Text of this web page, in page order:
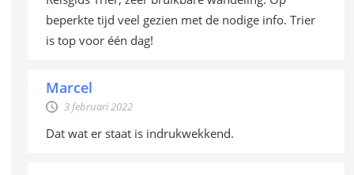
beperkte tijd veel gezien met de nodige info. Trier
is top voor één dag!
Marcel
3 februari 2022
Dat wat er staat is indrukwekkend.